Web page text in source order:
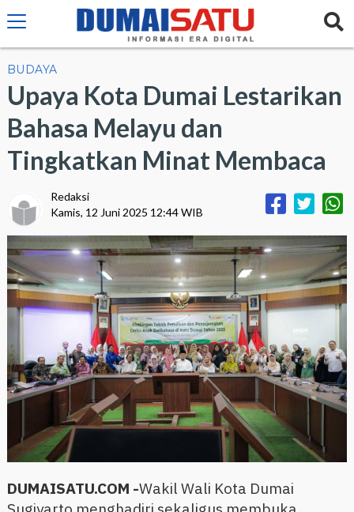
BUDAYA
Upaya Kota Dumai Lestarikan
Bahasa Melayu dan
Tingkatkan Minat Membaca
Redaksi
Kamis, 12 Juni 2025 12:44 WIB
DUMAISATU.COM -Wakil Wali Kota Dumai